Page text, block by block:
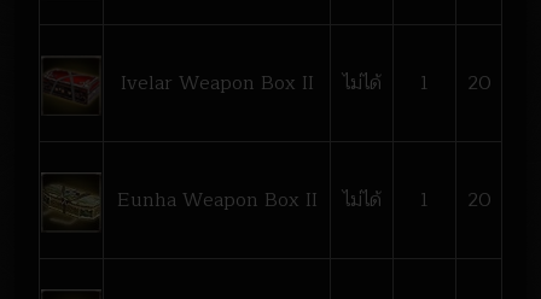
Ivelar Weapon Box II ไม่ได้ 1 20
Eunha Weapon Box II ไม่ได้ 1 20